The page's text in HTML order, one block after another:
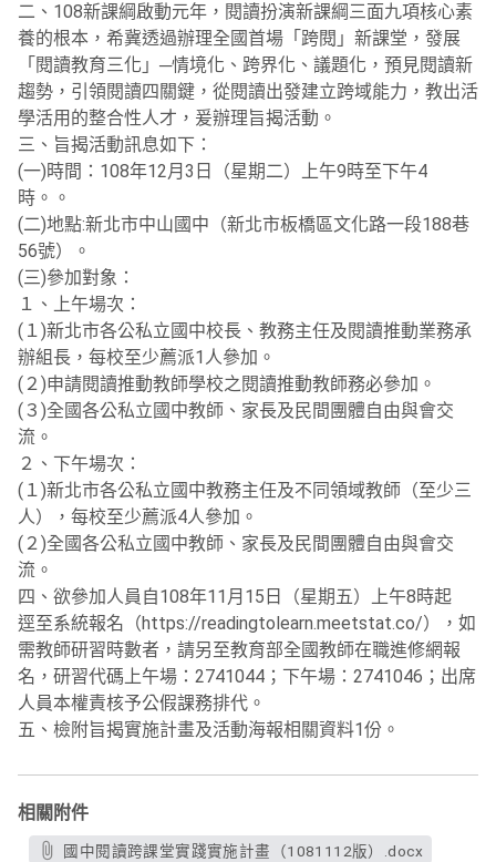
二、108新課綱啟動元年，閱讀扮演新課綱三面九項核心素
養的根本，希冀透過辦理全國首場「跨閱」新課堂，發展
「閱讀教育三化」─情境化、跨界化、議題化，預見閱讀新
趨勢，引領閱讀四關鍵，從閱讀出發建立跨域能力，教出活
學活用的整合性人才，爰辦理旨揭活動。
三、旨揭活動訊息如下：
(一)時間：108年12月3日（星期二）上午9時至下午4
時。。
(二)地點:新北市中山國中（新北市板橋區文化路一段188巷
56號）。
(三)參加對象：
１、上午場次：
(１)新北市各公私立國中校長、教務主任及閱讀推動業務承
辦組長，每校至少薦派1人參加。
(２)申請閱讀推動教師學校之閱讀推動教師務必參加。
(３)全國各公私立國中教師、家長及民間團體自由與會交
流。
２、下午場次：
(１)新北市各公私立國中教務主任及不同領域教師（至少三
人），每校至少薦派4人參加。
(２)全國各公私立國中教師、家長及民間團體自由與會交
流。
四、欲參加人員自108年11月15日（星期五）上午8時起
逕至系統報名（https://readingtolearn.meetstat.co/），如
需教師研習時數者，請另至教育部全國教師在職進修網報
名，研習代碼上午場：2741044；下午場：2741046；出席
人員本權責核予公假課務排代。
五、檢附旨揭實施計畫及活動海報相關資料1份。
相關附件
國中閱讀跨課堂實踐實施計畫（1081112版）.docx